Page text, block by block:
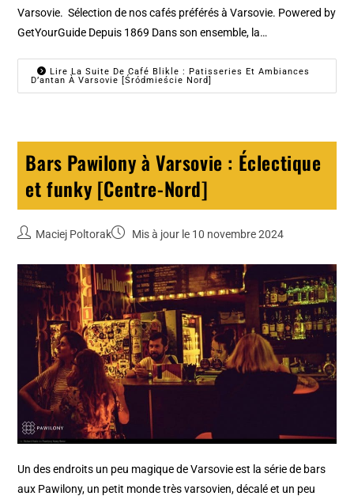
Varsovie. Sélection de nos cafés préférés à Varsovie. Powered by
GetYourGuide Depuis 1869 Dans son ensemble, la…
Lire La Suite De Café Blikle : Patisseries Et Ambiances
D’antan À Varsovie [Śródmieście Nord]
Bars Pawilony à Varsovie : Éclectique
et funky [Centre-Nord]
Maciej Poltorak Mis à jour le 10 novembre 2024
Un des endroits un peu magique de Varsovie est la série de bars
aux Pawilony, un petit monde très varsovien, décalé et un peu